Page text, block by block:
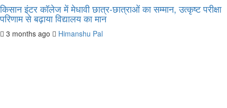
किसान इंटर कॉलेज में मेधावी छात्र-छात्राओं का सम्मान, उत्कृष्ट परीक्षा
परिणाम से बढ़ाया विद्यालय का मान
3 months ago Himanshu Pal